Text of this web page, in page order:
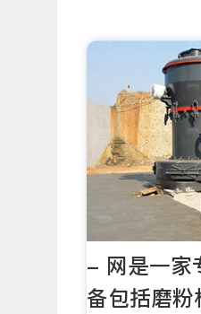
- 网是一家
备包括磨